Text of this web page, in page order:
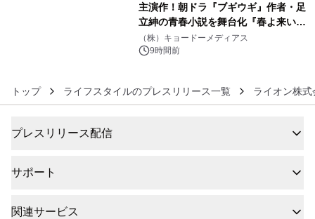
主演作！朝ドラ『ブギウギ』作者・足
立紳の青春小説を舞台化『春よ来い、
マジで来い』キービジュアル解禁！
（株）キョードーメディアス
9時間前
トップ ライフスタイルのプレスリリース一覧 ライオン株式
プレスリリース配信
サポート
関連サービス